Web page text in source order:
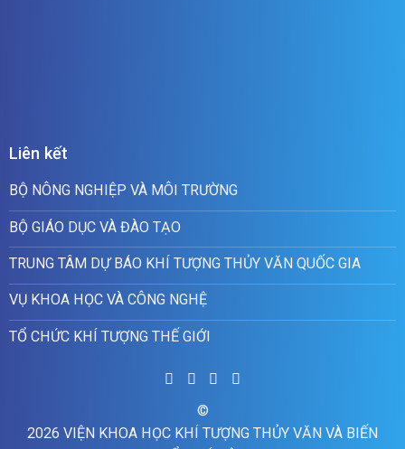
Liên kết
BỘ NÔNG NGHIỆP VÀ MÔI TRƯỜNG
BỘ GIÁO DỤC VÀ ĐÀO TẠO
TRUNG TÂM DỰ BÁO KHÍ TƯỢNG THỦY VĂN QUỐC GIA
VỤ KHOA HỌC VÀ CÔNG NGHỆ
TỔ CHỨC KHÍ TƯỢNG THẾ GIỚI
©
2026 VIỆN KHOA HỌC KHÍ TƯỢNG THỦY VĂN VÀ BIẾN